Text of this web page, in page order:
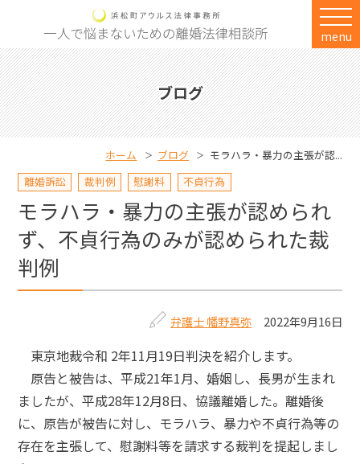
menu
ブログ
ホーム ブログ
モラハラ・暴力の主張が認...
離婚訴訟
裁判例 慰謝料 不貞行為
モラハラ・暴力の主張が認められ
ず、不貞行為のみが認められた裁
判例
弁護士 幡野真弥 2022年9月16日
東京地裁令和 2年11月19日判決を紹介します。
原告と被告は、平成21年1月、婚姻し、長男が生まれ
ましたが、平成28年12月8日、協議離婚した。離婚後
に、原告が被告に対し、モラハラ、暴力や不貞行為等の
存在を主張して、慰謝料等を請求する裁判を提起しまし